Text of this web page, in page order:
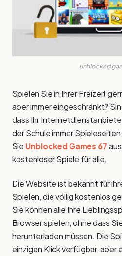
unblocked
Spielen Sie in Ihrer Freizeit
aber immer eingeschränkt?
dass Ihr
der Schule immer
Sie Unblocked Games 67
kostenloser Spiele für alle.
Die Website ist bekannt für
Spielen, die völlig kostenlos
Sie können alle Ihre
Browser spielen, ohne dass
herunterladen müssen. Die
einzigen Klick verfügbar, aber